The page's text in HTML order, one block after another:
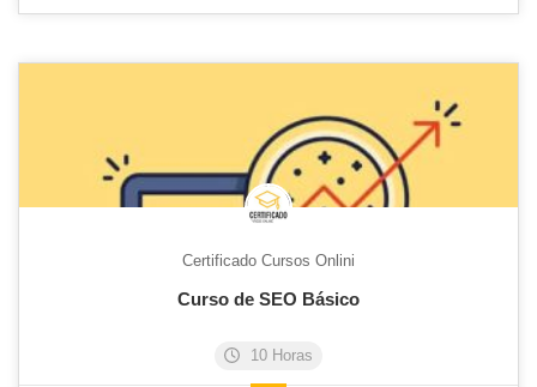
Certificado Cursos Onlini
Curso de SEO Básico
10 Horas